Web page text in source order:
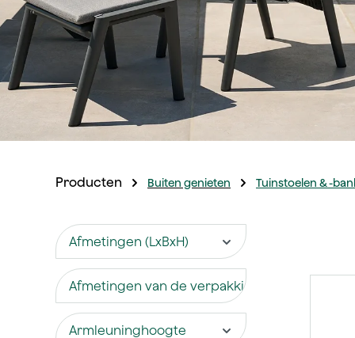
Producten Buiten genieten Tuinstoelen & -
Afmetingen (LxBxH)
Afmetingen van de verpakking
Armleuninghoogte